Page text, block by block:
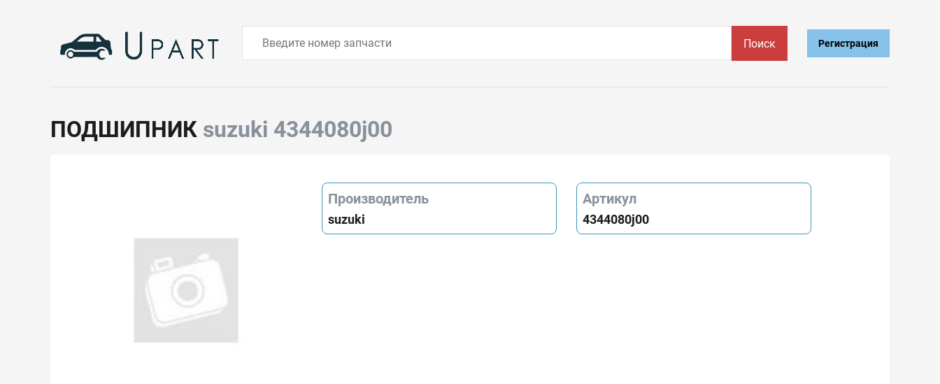
Поиск Регистрация
ПОДШИПНИК suzuki 4344080j00
Производитель
suzuki
Артикул
4344080j00